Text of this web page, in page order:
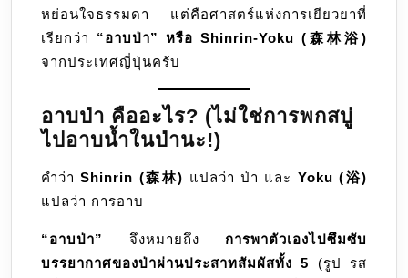
หย่อนใจธรรมดา แต่คือศาสตร์แห่งการเยียวยาที่
เรียกว่า “อาบป่า” หรือ Shinrin-Yoku (森林浴)
จากประเทศญี่ปุ่นครับ
อาบป่า คืออะไร? (ไม่ใช่การพกสบู่
ไปอาบน้ำในป่านะ!)
คำว่าShinrin (森林) แปลว่า ป่า และ Yoku (浴)
แปลว่า การอาบ
“อาบป่า” จึงหมายถึง การพาตัวเองไปซึมซับ
บรรยากาศของป่าผ่านประสาทสัมผัสทั้ง 5 (รูป รส